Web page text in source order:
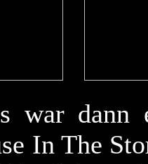
war
In The